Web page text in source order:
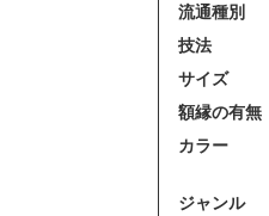
流通種別
技法
サイズ
額縁の有無
カラー
ジャンル